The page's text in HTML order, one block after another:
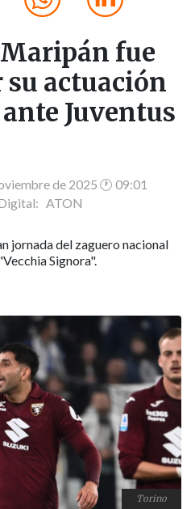
fue
su actuación
Juventus
de 2025 🕐 09:01
ATON
jornada del zaguero nacional
Signora".
Torino